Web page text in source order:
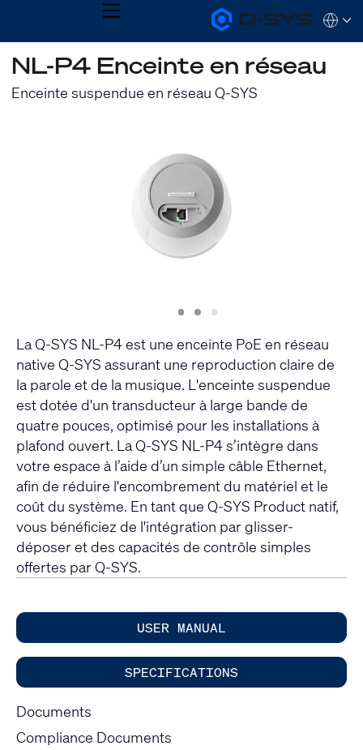
Q-
SYS
Products
Homepage
MENU
QSYS.com (English)
India (English)
Deutsch
Español
NL-P4 Enceinte en réseau
Enceinte suspendue en réseau Q-SYS
Slide
1 Slide
2 Slide
3
La Q-SYS NL-P4 est une enceinte PoE en réseau
native Q-SYS assurant une reproduction claire de
la parole et de la musique. L'enceinte suspendue
est dotée d'un transducteur à large bande de
quatre pouces, optimisé pour les installations à
plafond ouvert. La Q-SYS NL-P4 s’intègre dans
votre espace à l’aide d’un simple câble Ethernet,
afin de réduire l'encombrement du matériel et le
coût du système. En tant que Q-SYS Product natif,
vous bénéficiez de l'intégration par glisser-
déposer et des capacités de contrôle simples
offertes par Q-SYS.
USER MANUAL
SPECIFICATIONS
Documents
Compliance Documents